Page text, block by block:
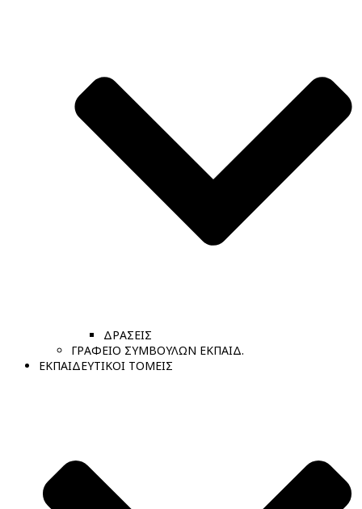
ΔΡΑΣΕΙΣ
ΓΡΑΦΕΙΟ ΣΥΜΒΟΥΛΩΝ ΕΚΠΑΙΔ.
ΕΚΠΑΙΔΕΥΤΙΚΟΙ ΤΟΜΕΙΣ